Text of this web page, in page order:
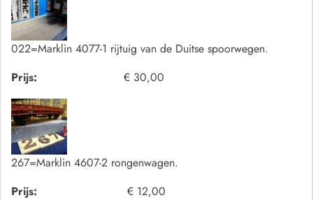
022=Marklin 4077-1 rijtuig van de Duitse spoorwegen.
Prijs:
€ 30,00
267=Marklin 4607-2 rongenwagen.
Prijs:
€ 12,00